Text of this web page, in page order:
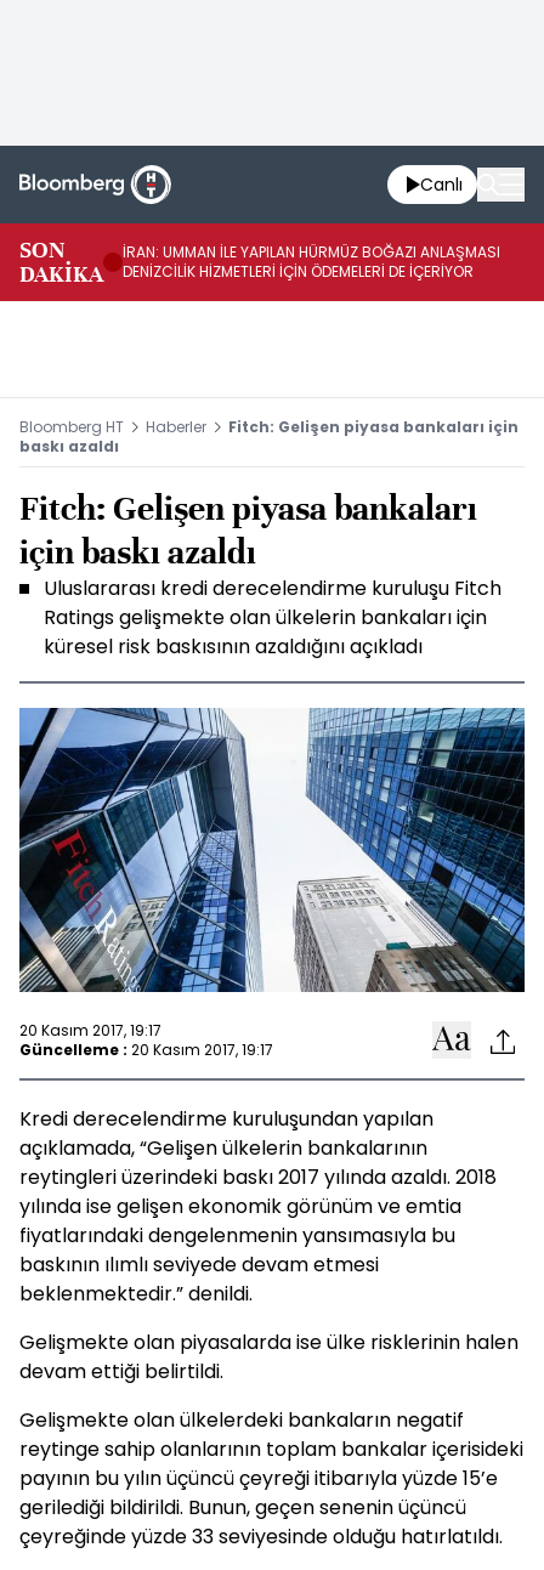
Canlı
SON
DAKİKA
İRAN: UMMAN İLE YAPILAN HÜRMÜZ BOĞAZI ANLAŞMASI
DENİZCİLİK HİZMETLERİ İÇİN ÖDEMELERİ DE İÇERİYOR
Bloomberg HT Haberler
Fitch: Gelişen piyasa bankaları için
baskı azaldı
Fitch: Gelişen piyasa bankaları
için baskı azaldı
Uluslararası kredi derecelendirme kuruluşu Fitch
Ratings gelişmekte olan ülkelerin bankaları için
küresel risk baskısının azaldığını açıkladı
20 Kasım 2017, 19:17
Güncelleme : 20 Kasım 2017, 19:17
Kredi derecelendirme kuruluşundan yapılan
açıklamada, “Gelişen ülkelerin bankalarının
reytingleri üzerindeki baskı 2017 yılında azaldı. 2018
yılında ise gelişen ekonomik görünüm ve emtia
fiyatlarındaki dengelenmenin yansımasıyla bu
baskının ılımlı seviyede devam etmesi
beklenmektedir.” denildi.
Gelişmekte olan piyasalarda ise ülke risklerinin halen
devam ettiği belirtildi.
Gelişmekte olan ülkelerdeki bankaların negatif
reytinge sahip olanlarının toplam bankalar içerisideki
payının bu yılın üçüncü çeyreği itibarıyla yüzde 15’e
gerilediği bildirildi. Bunun, geçen senenin üçüncü
çeyreğinde yüzde 33 seviyesinde olduğu hatırlatıldı.